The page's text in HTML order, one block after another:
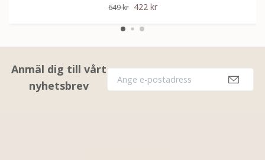
649 kr 422 kr
Anmäl dig till vårt
nyhetsbrev